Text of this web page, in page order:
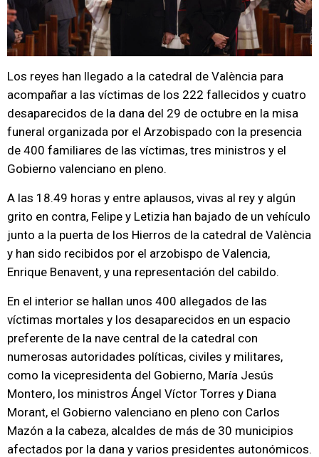
Los reyes han llegado a la catedral de València para
acompañar a las víctimas de los 222 fallecidos y cuatro
desaparecidos de la dana del 29 de octubre en la misa
funeral organizada por el Arzobispado con la presencia
de 400 familiares de las víctimas, tres ministros y el
Gobierno valenciano en pleno.
A las 18.49 horas y entre aplausos, vivas al rey y algún
grito en contra, Felipe y Letizia han bajado de un vehículo
junto a la puerta de los Hierros de la catedral de València
y han sido recibidos por el arzobispo de Valencia,
Enrique Benavent, y una representación del cabildo.
En el interior se hallan unos 400 allegados de las
víctimas mortales y los desaparecidos en un espacio
preferente de la nave central de la catedral con
numerosas autoridades políticas, civiles y militares,
como la vicepresidenta del Gobierno, María Jesús
Montero, los ministros Ángel Víctor Torres y Diana
Morant, el Gobierno valenciano en pleno con Carlos
Mazón a la cabeza, alcaldes de más de 30 municipios
afectados por la dana y varios presidentes autonómicos.